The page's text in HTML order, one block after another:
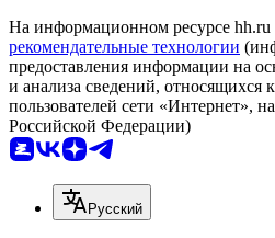
На информационном ресурсе hh.ru
рекомендательные технологии
предоставления информации на
и анализа сведений, относящихся
пользователей сети «Интернет»,
Российской Федерации)
Русский